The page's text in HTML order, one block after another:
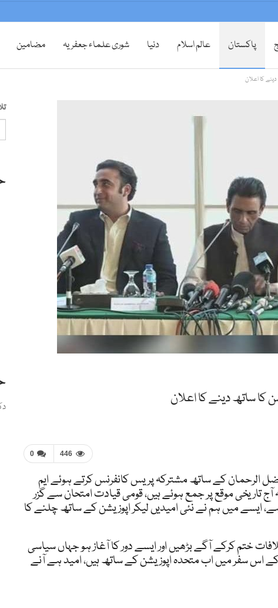
پاکستان عالم اسلام دنیا شوری علماء جعفریہ مضامین
کا اعلان
کا ساتھ دینے کا اعلان
0 446
فضل الرحمان کے ساتھ مشترکہ پریس کانفرنس کرتے ہوئے ایم
تاریخی موقع پر جمع ہوئے ہیں، قومی قیادت امتحان سے گزر
ایسے میں ہم نے نئی امیدیں لیکر اپوزیشن کے ساتھ چلنے کا
ختم کرکے آگے بڑھیں اور ایسے دور کا آغاز ہو جہاں سیاسی
اس سفر میں اب متحدہ اپوزیشن کے ساتھ ہیں، امید ہے آنے